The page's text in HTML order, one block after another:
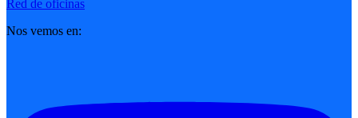
Red de oficinas
Nos vemos en: